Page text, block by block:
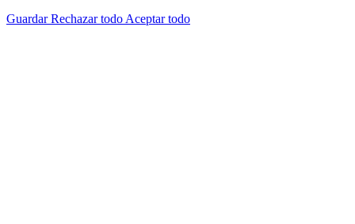
GuardarRechazar todo Aceptar todo